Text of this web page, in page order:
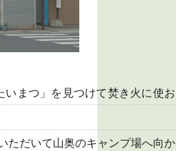
まつ」を見つけて焚き火に使お
ただいて山奥のキャンプ場へ向か